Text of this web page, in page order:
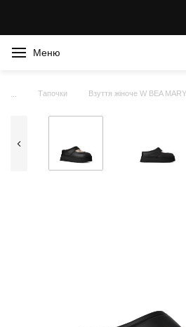
Меню
Тапочки Взуття жіноче W BEA